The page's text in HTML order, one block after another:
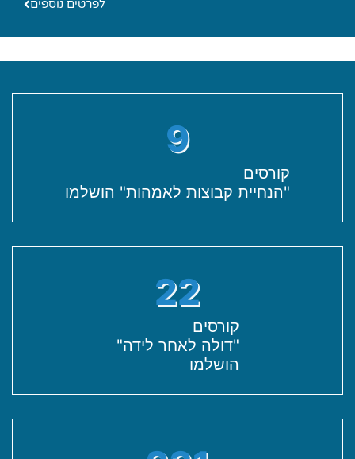
לפרטים נוספים
קורסים
"הנחיית קבוצות לאמהות" הושלמו
9
קורסים
"דולה לאחר לידה"
הושלמו
22